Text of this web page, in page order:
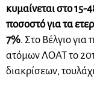
κυμαίνεται στο
ποσοστό για τα
7%. Στο Βέλγιο
ατόμων ΛΟΑΤ το
διακρίσεων,